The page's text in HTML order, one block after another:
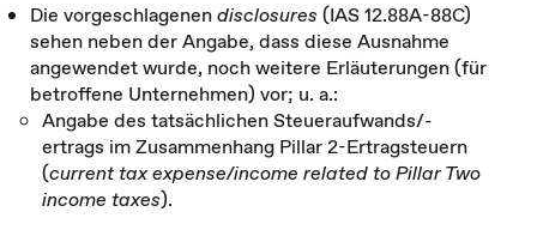
Die vorgeschlagenendisclosures(IAS 12.88A-88C)
sehen neben der Angabe, dass diese Ausnahme
angewendet wurde, noch weitere Erläuterungen (für
betroffene Unternehmen) vor; u. a.:
Angabe des tatsächlichen Steueraufwands/-
ertrags im Zusammenhang Pillar 2-Ertragsteuern
(current tax expense/income related to Pillar Two
income taxes).